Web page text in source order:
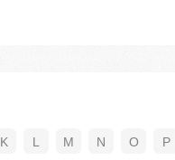
K L M N O P